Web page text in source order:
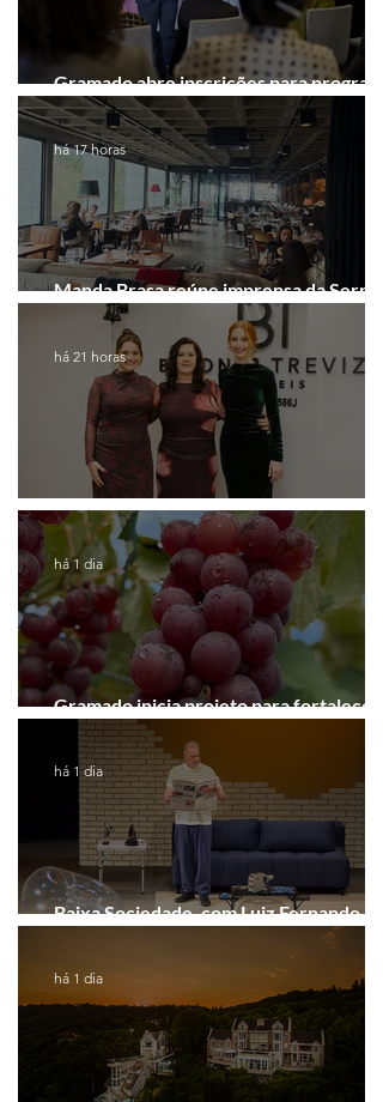
Gramado abre inscrições para programa
gratuito de inovação
Manda Brasa reúne imprensa da Serra
Gaúcha para falar de expansão
há 17 horas
Coluna de Caxias
há 21 horas
Gramado inicia projeto para fortalecer a
Rota do Vinho
há 1 dia
Baixa Sociedade, com Luiz Fernando
Guimarães, chega a Novo Hamburgo
há 1 dia
há 1 dia